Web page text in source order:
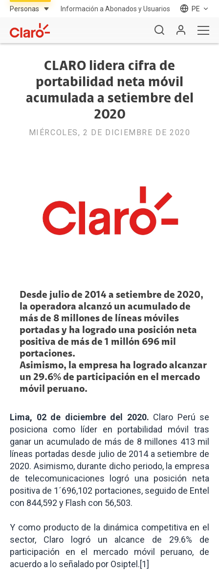
Información a Abonados y Usuarios PE
CLARO lidera cifra de
portabilidad neta móvil
acumulada a setiembre del
2020
MIÉRCOLES, 2 DE DICIEMBRE DE 2020
Desde julio de 2014 a setiembre de 2020,
la operadora alcanzó un acumulado de
más de 8 millones de líneas móviles
portadas y ha logrado una posición neta
positiva de más de 1 millón 696 mil
portaciones.
Asimismo, la empresa ha logrado alcanzar
un 29.6% de participación en el mercado
móvil peruano.
Lima, 02 de diciembre del 2020. Claro Perú se
posiciona como líder en portabilidad móvil tras
ganar un acumulado de más de 8 millones 413 mil
líneas portadas desde julio de 2014 a setiembre de
2020. Asimismo, durante dicho periodo, la empresa
de telecomunicaciones logró una posición neta
positiva de 1´696,102 portaciones, seguido de Entel
con 844,592 y Flash con 56,503.
Y como producto de la dinámica competitiva en el
sector, Claro logró un alcance de 29.6% de
participación en el mercado móvil peruano, de
acuerdo a lo señalado por Osiptel.[1]